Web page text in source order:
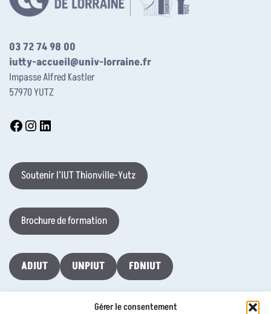
Gérer le consentement
03 72 74 98 00
iutty-accueil@univ-lorraine.fr
Impasse Alfred Kastler
57970 YUTZ
Soutenir l’IUT Thionville-Yutz
Brochure de formation
ADIUT UNPIUT FDNIUT